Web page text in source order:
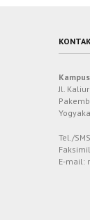
Jl.
Tel./
E-mail: